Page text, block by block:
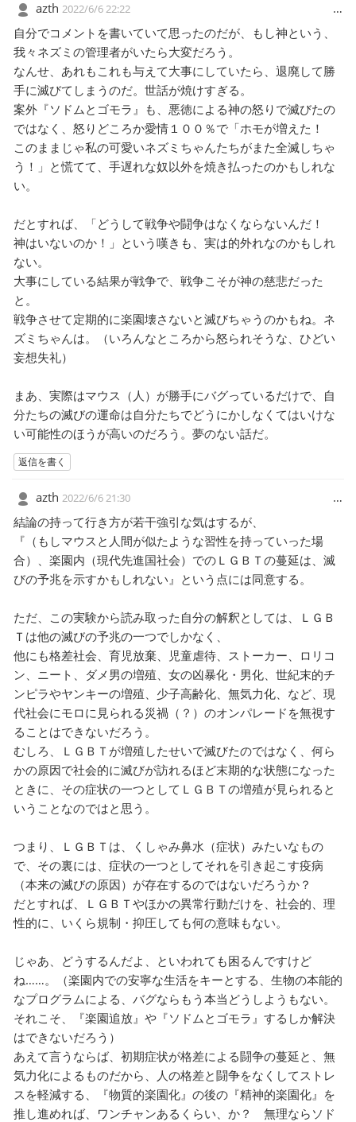
…
azth 2022/6/6 22:22
自分でコメントを書いていて思ったのだが、もし神という、
我々ネズミの管理者がいたら大変だろう。
なんせ、あれもこれも与えて大事にしていたら、退廃して勝
手に滅びてしまうのだ。世話が焼けすぎる。
案外『ソドムとゴモラ』も、悪徳による神の怒りで滅びたの
ではなく、怒りどころか愛情１００％で「ホモが増えた！
このままじゃ私の可愛いネズミちゃんたちがまた全滅しちゃ
う！」と慌てて、手遅れな奴以外を焼き払ったのかもしれな
い。
だとすれば、「どうして戦争や闘争はなくならないんだ！
神はいないのか！」という嘆きも、実は的外れなのかもしれ
ない。
大事にしている結果が戦争で、戦争こそが神の慈悲だった
と。
戦争させて定期的に楽園壊さないと滅びちゃうのかもね。ネ
ズミちゃんは。（いろんなところから怒られそうな、ひどい
妄想失礼）
まあ、実際はマウス（人）が勝手にバグっているだけで、自
分たちの滅びの運命は自分たちでどうにかしなくてはいけな
い可能性のほうが高いのだろう。夢のない話だ。
返信を書く
…
azth 2022/6/6 21:30
結論の持って行き方が若干強引な気はするが、
『（もしマウスと人間が似たような習性を持っていった場
合）、楽園内（現代先進国社会）でのＬＧＢＴの蔓延は、滅
びの予兆を示すかもしれない』という点には同意する。
ただ、この実験から読み取った自分の解釈としては、ＬＧＢ
Ｔは他の滅びの予兆の一つでしかなく、
他にも格差社会、育児放棄、児童虐待、ストーカー、ロリコ
ン、ニート、ダメ男の増殖、女の凶暴化・男化、世紀末的チ
ンピラやヤンキーの増殖、少子高齢化、無気力化、など、現
代社会にモロに見られる災禍（？）のオンパレードを無視す
ることはできないだろう。
むしろ、ＬＧＢＴが増殖したせいで滅びたのではなく、何ら
かの原因で社会的に滅びが訪れるほど末期的な状態になった
ときに、その症状の一つとしてＬＧＢＴの増殖が見られると
いうことなのではと思う。
つまり、ＬＧＢＴは、くしゃみ鼻水（症状）みたいなもの
で、その裏には、症状の一つとしてそれを引き起こす疫病
（本来の滅びの原因）が存在するのではないだろうか？
だとすれば、ＬＧＢＴやほかの異常行動だけを、社会的、理
性的に、いくら規制・抑圧しても何の意味もない。
じゃあ、どうするんだよ、といわれても困るんですけど
ね……。（楽園内での安寧な生活をキーとする、生物の本能的
なプログラムによる、バグならもう本当どうしようもない。
それこそ、『楽園追放』や『ソドムとゴモラ』するしか解決
はできないだろう）
あえて言うならば、初期症状が格差による闘争の蔓延と、無
気力化によるものだから、人の格差と闘争をなくしてストレ
スを軽減する、『物質的楽園化』の後の『精神的楽園化』を
推し進めれば、ワンチャンあるくらい、か？ 無理ならソド